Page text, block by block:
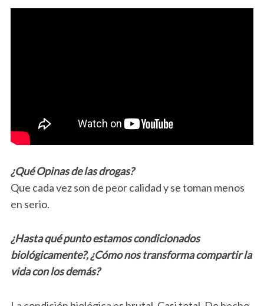
¿Qué Opinas de las drogas?
Que cada vez son de peor calidad y se toman menos
en serio.
¿Hasta qué punto estamos condicionados
biológicamente?, ¿Cómo nos transforma compartir la
vida con los demás?